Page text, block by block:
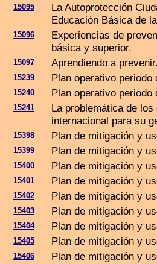
15095
La Autoprotección
Educación Básica de
15096
Experiencias de
básica y superior.
15097 Aprendiendo a
15239 Plan operativo periodo
15240 Plan operativo periodo
15241
La problemática de
internacional para su
15398 Plan de mitigación y
15399 Plan de mitigación y
15400 Plan de mitigación y
15401 Plan de mitigación y
15402 Plan de mitigación y
15403 Plan de mitigación y
15404 Plan de mitigación y
15405 Plan de mitigación y
15406 Plan de mitigación y